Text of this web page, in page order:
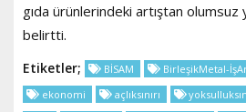
gıda ürünlerindeki artıştan
belirtti.
Etiketler; BİSAM BirleşikMetal-
ekonomi
açlıksınırı